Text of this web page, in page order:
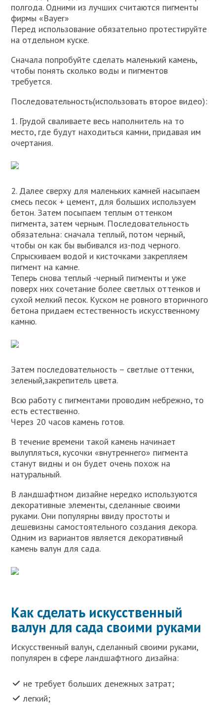
полгода. Одними из лучших считаются пигменты
фирмы «Bayer»
Перед использование обязательно протестируйте
на отдельном куске.
Сначала попробуйте сделать маленький камень,
чтобы понять сколько воды и пигментов
требуется.
Последовательность(использовать второе видео):
1. Грудой сваливаете весь наполнитель на то
место, где будут находиться камни, придавая им
очертания.
2. Далее сверху для маленьких камней насыпаем
смесь песок + цемент, для больших используем
бетон. Затем посыпаем теплым оттенком
пигмента, затем черным. Последовательность
обязательна: сначала теплый, потом черный,
чтобы он как бы выбивался из-под черного.
Спрыскиваем водой и кисточками закрепляем
пигмент на камне.
Теперь снова теплый -черный пигменты и уже
поверх них сочетание более светлых оттенков и
сухой мелкий песок. Куском не ровного вторичного
бетона придаем естественность искусственному
камню.
Затем последовательность – светлые оттенки,
зеленый,закрепитель цвета.
Всю работу с пигментами проводим небрежно, то
есть естественно.
Через 20 часов камень готов.
В течение времени такой камень начинает
вылупляться, кусочки «внутреннего» пигмента
станут видны и он будет очень похож на
натуральный.
В ландшафтном дизайне нередко используются
декоративные элементы, сделанные своими
руками. Они популярны ввиду простоты и
дешевизны самостоятельного создания декора.
Одним из вариантов является декоративный
камень валун для сада.
Как сделать искусственный
валун для сада своими руками
Искусственный валун, сделанный своими руками,
популярен в сфере ландшафтного дизайна:
не требует больших денежных затрат;
легкий;